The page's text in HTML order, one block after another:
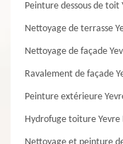
Peinture dessous de toit
Nettoyage de terrasse
Nettoyage de façade
Ravalement de façade
Peinture extérieure
Hydrofuge toiture Yevre